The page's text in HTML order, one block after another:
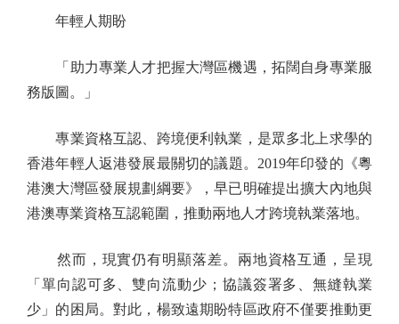
年輕人期盼
「助力專業人才把握大灣區機遇，拓闊自身專業服
務版圖。」
專業資格互認、跨境便利執業，是眾多北上求學的
香港年輕人返港發展最關切的議題。2019年印發的《粵
港澳大灣區發展規劃綱要》，早已明確提出擴大內地與
港澳專業資格互認範圍，推動兩地人才跨境執業落地。
然而，現實仍有明顯落差。兩地資格互通，呈現
「單向認可多、雙向流動少；協議簽署多、無縫執業
少」的困局。對此，楊致遠期盼特區政府不僅要推動更